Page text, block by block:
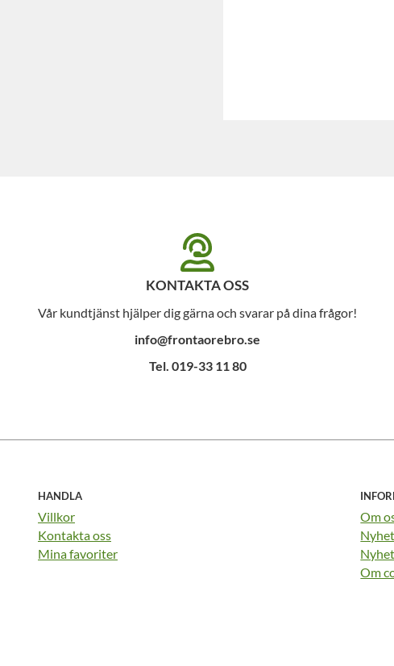
KONTAKTA OSS
Vår kundtjänst hjälper dig gärna och svarar på dina frågor!
info@frontaorebro.se
Tel. 019-33 11 80
HANDLA
Villkor
Kontakta oss
Mina favoriter
Om
Om